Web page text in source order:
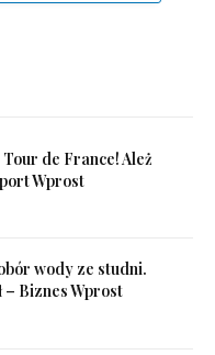
de France! Ależ
Wprost
wody ze studni.
– Biznes Wprost